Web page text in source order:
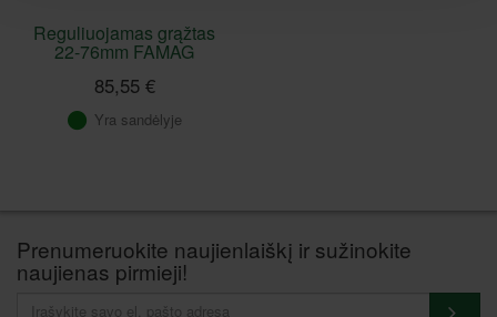
Reguliuojamas grąžtas
22-76mm FAMAG
85,55 €
Yra sandėlyje
Prenumeruokite naujienlaiškį ir sužinokite
naujienas pirmieji!